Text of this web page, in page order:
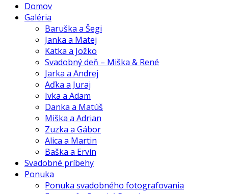
Domov
Galéria
Baruška a Šegi
Janka a Matej
Katka a Jožko
Svadobný deň – Miška & René
Jarka a Andrej
Aďka a Juraj
Ivka a Adam
Danka a Matúš
Miška a Adrian
Zuzka a Gábor
Alica a Martin
Baška a Ervín
Svadobné príbehy
Ponuka
Ponuka svadobného fotografovania